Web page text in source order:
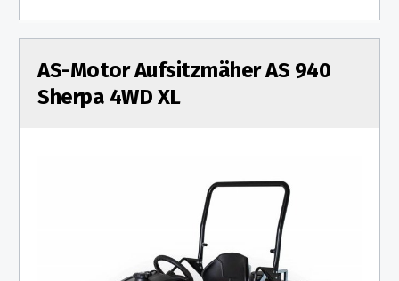
AS-Motor Aufsitzmäher AS 940
Sherpa 4WD XL